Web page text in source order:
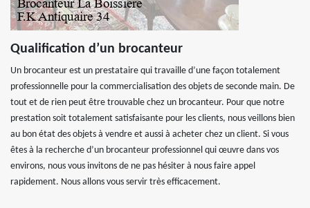
Qualification d’un brocanteur
Un brocanteur est un prestataire qui travaille d’une façon totalement
professionnelle pour la commercialisation des objets de seconde main. De
tout et de rien peut être trouvable chez un brocanteur. Pour que notre
prestation soit totalement satisfaisante pour les clients, nous veillons bien
au bon état des objets à vendre et aussi à acheter chez un client. Si vous
êtes à la recherche d’un brocanteur professionnel qui œuvre dans vos
environs, nous vous invitons de ne pas hésiter à nous faire appel
rapidement. Nous allons vous servir très efficacement.